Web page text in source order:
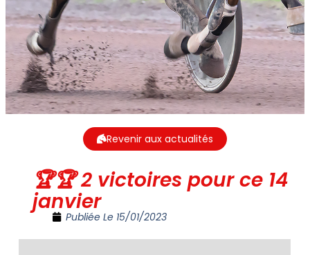
Revenir aux actualités
🏆🏆 2 victoires pour ce 14
janvier
Publiée Le 15/01/2023